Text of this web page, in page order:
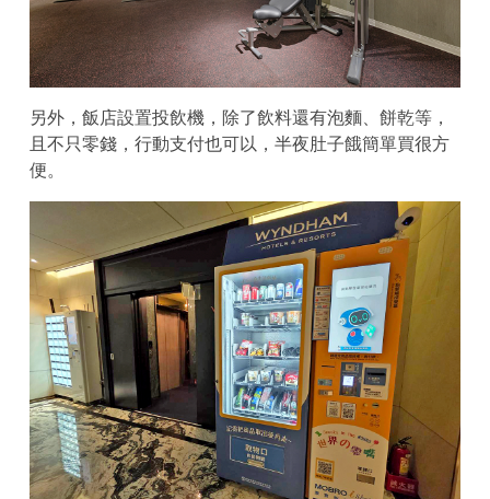
另外，飯店設置投飲機，除了飲料還有泡麵、餅乾等，
且不只零錢，行動支付也可以，半夜肚子餓簡單買很方
便。